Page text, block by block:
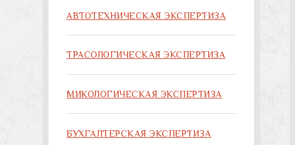
АВТОТЕХНИЧЕСКАЯ ЭКСПЕРТИЗА
ТРАСОЛОГИЧЕСКАЯ ЭКСПЕРТИЗА
МИКОЛОГИЧЕСКАЯ ЭКСПЕРТИЗА
БУХГАЛТЕРСКАЯ ЭКСПЕРТИЗА